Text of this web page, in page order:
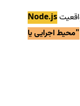
Node.js
"محیط اجرایی یا